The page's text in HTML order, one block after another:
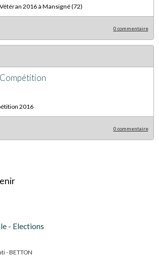
2016 à Mansigné (72)
0 commentaire
2016
0 commentaire
- Elections
- BETTON